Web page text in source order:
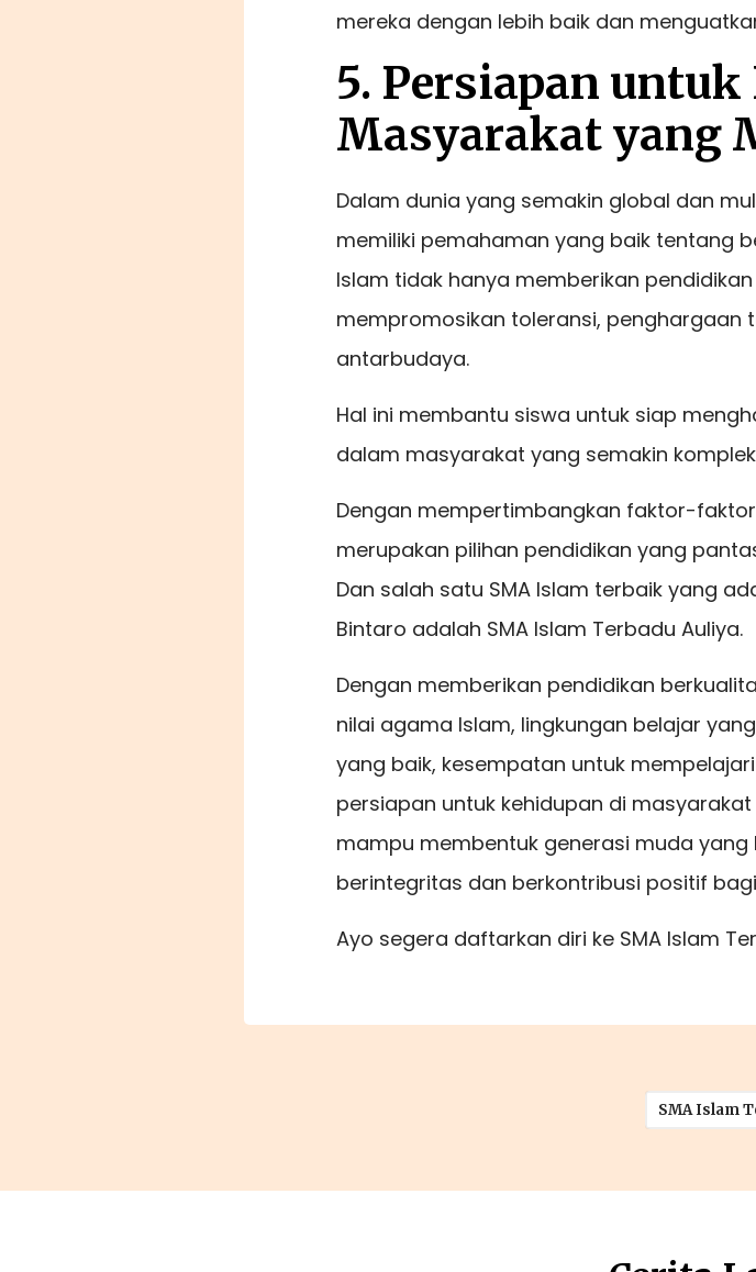
mereka dengan lebih baik dan
5. Persiapan
Masyarakat yang
Dalam dunia yang semakin global dan
memiliki pemahaman yang baik tentang
Islam tidak hanya memberikan
mempromosikan toleransi,
antarbudaya.
Hal ini membantu siswa untuk siap
dalam masyarakat yang semakin
Dengan mempertimbangkan faktor-
merupakan pilihan pendidikan yang
Dan salah satu SMA Islam terbaik yang
Bintaro adalah SMA Islam Terbadu Auliya.
Dengan memberikan pendidikan
nilai agama Islam, lingkungan belajar
yang baik, kesempatan untuk
persiapan untuk kehidupan di
mampu membentuk generasi muda
berintegritas dan berkontribusi positif
Ayo segera daftarkan diri ke SMA Islam
SMA Islam